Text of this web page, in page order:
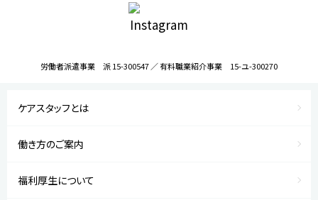
労働者派遣事業 派 15-300547 ／ 有料職業紹介事業 15-ユ-300270
ケアスタッフとは
働き方のご案内
福利厚生について